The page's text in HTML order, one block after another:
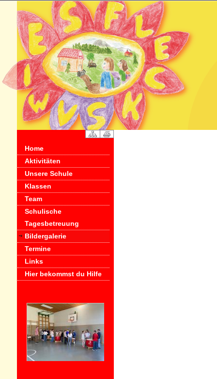
Home
Aktivitäten
Unsere Schule
Klassen
Team
Schulische
Tagesbetreuung
Bildergalerie
Termine
Links
Hier bekommst du Hilfe